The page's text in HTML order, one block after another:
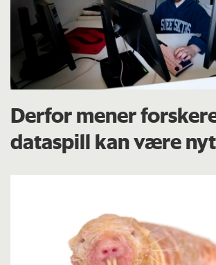
Derfor mener
dataspill kan være